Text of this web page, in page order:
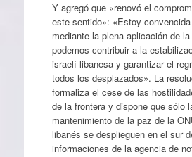
Y agregó que «renovó el
este sentido»: «Estoy
mediante la plena aplicación de
podemos contribuir a la
israelí-libanesa y garantizar el
todos los desplazados». La
formaliza el cese de las
de la frontera y dispone que sólo
mantenimiento de la paz de la
libanés se desplieguen en el sur
informaciones de la agencia de